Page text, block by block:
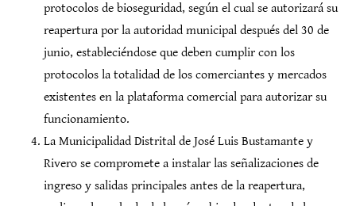
protocolos de bioseguridad, según el cual se autorizará su
reapertura por la autoridad municipal después del 30 de
junio, estableciéndose que deben cumplir con los
protocolos la totalidad de los comerciantes y mercados
existentes en la plataforma comercial para autorizar su
funcionamiento.
La Municipalidad Distrital de José Luis Bustamante y
Rivero se compromete a instalar las señalizaciones de
ingreso y salidas principales antes de la reapertura,